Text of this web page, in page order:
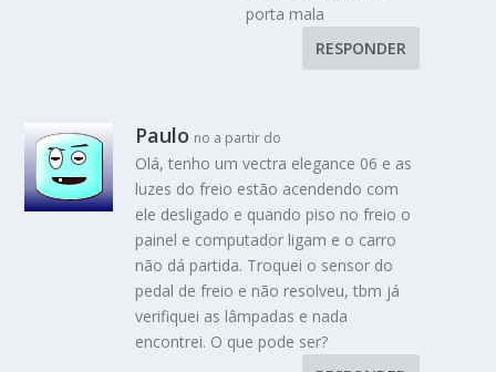
porta mala
RESPONDER
Paulo no a partir do
Olá, tenho um vectra elegance 06 e as
luzes do freio estão acendendo com
ele desligado e quando piso no freio o
painel e computador ligam e o carro
não dá partida. Troquei o sensor do
pedal de freio e não resolveu, tbm já
verifiquei as lâmpadas e nada
encontrei. O que pode ser?